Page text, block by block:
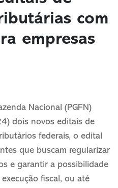
com
empresas
Nacional (PGFN)
dois novos editais de
federais, o edital
que buscam regularizar
e garantir a possibilidade
fiscal, ou até